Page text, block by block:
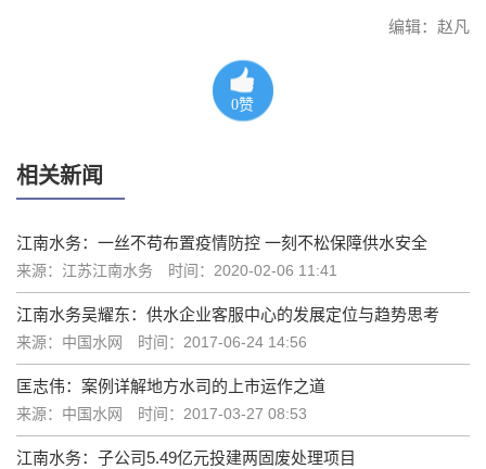
编辑：赵凡
0赞
相关新闻
江南水务：一丝不苟布置疫情防控 一刻不松保障供水安全
来源：江苏江南水务 时间：2020-02-06 11:41
江南水务吴耀东：供水企业客服中心的发展定位与趋势思考
来源：中国水网 时间：2017-06-24 14:56
匡志伟：案例详解地方水司的上市运作之道
来源：中国水网 时间：2017-03-27 08:53
江南水务：子公司5.49亿元投建两固废处理项目